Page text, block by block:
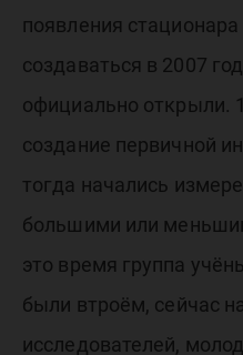
появления
создаваться в 2007
официально открыли.
создание первичной
тогда начались
большими или
это время группа
были втроём, сейчас
исследователей,